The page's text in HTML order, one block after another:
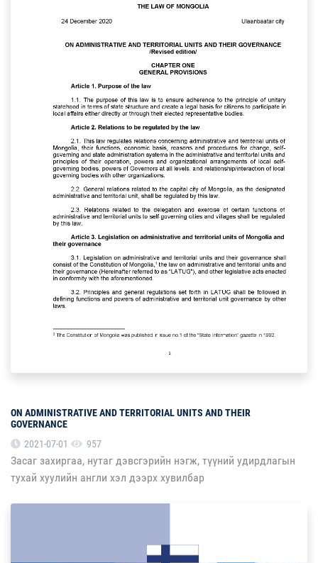
ON ADMINISTRATIVE AND TERRITORIAL UNITS AND THEIR
GOVERNANCE
2021-07-01
957
Засаг захиргаа, нутаг дэвсгэрийн нэгж, түүний удирдлагын
тухай хуулийн англи хэл дээрх хувилбар